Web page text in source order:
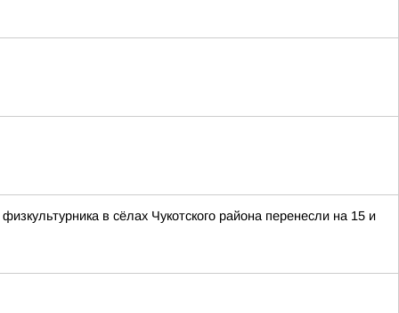
в сёлах Чукотского района перенесли на 15 и